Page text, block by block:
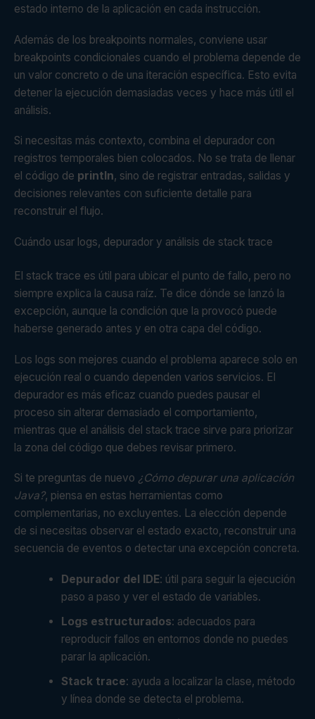
estado interno de la aplicación en cada instrucción.
Además de los breakpoints normales, conviene usar
breakpoints condicionales cuando el problema depende de
un valor concreto o de una iteración específica. Esto evita
detener la ejecución demasiadas veces y hace más útil el
análisis.
Si necesitas más contexto, combina el depurador con
registros temporales bien colocados. No se trata de llenar
el código de println, sino de registrar entradas, salidas y
decisiones relevantes con suficiente detalle para
reconstruir el flujo.
Cuándo usar logs, depurador y análisis de stack trace
El stack trace es útil para ubicar el punto de fallo, pero no
siempre explica la causa raíz. Te dice dónde se lanzó la
excepción, aunque la condición que la provocó puede
haberse generado antes y en otra capa del código.
Los logs son mejores cuando el problema aparece solo en
ejecución real o cuando dependen varios servicios. El
depurador es más eficaz cuando puedes pausar el
proceso sin alterar demasiado el comportamiento,
mientras que el análisis del stack trace sirve para priorizar
la zona del código que debes revisar primero.
Si te preguntas de nuevo ¿Cómo depurar una aplicación
Java?, piensa en estas herramientas como
complementarias, no excluyentes. La elección depende
de si necesitas observar el estado exacto, reconstruir una
secuencia de eventos o detectar una excepción concreta.
Depurador del IDE: útil para seguir la ejecución
paso a paso y ver el estado de variables.
Logs estructurados: adecuados para
reproducir fallos en entornos donde no puedes
parar la aplicación.
Stack trace: ayuda a localizar la clase, método
y línea donde se detecta el problema.